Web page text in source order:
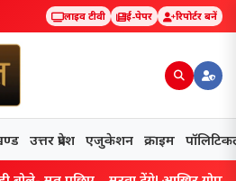
लाइव टीवी ई-पेपर रिपोर्टर बनें
उत्तर प्रदेश एजुकेशन क्राइम